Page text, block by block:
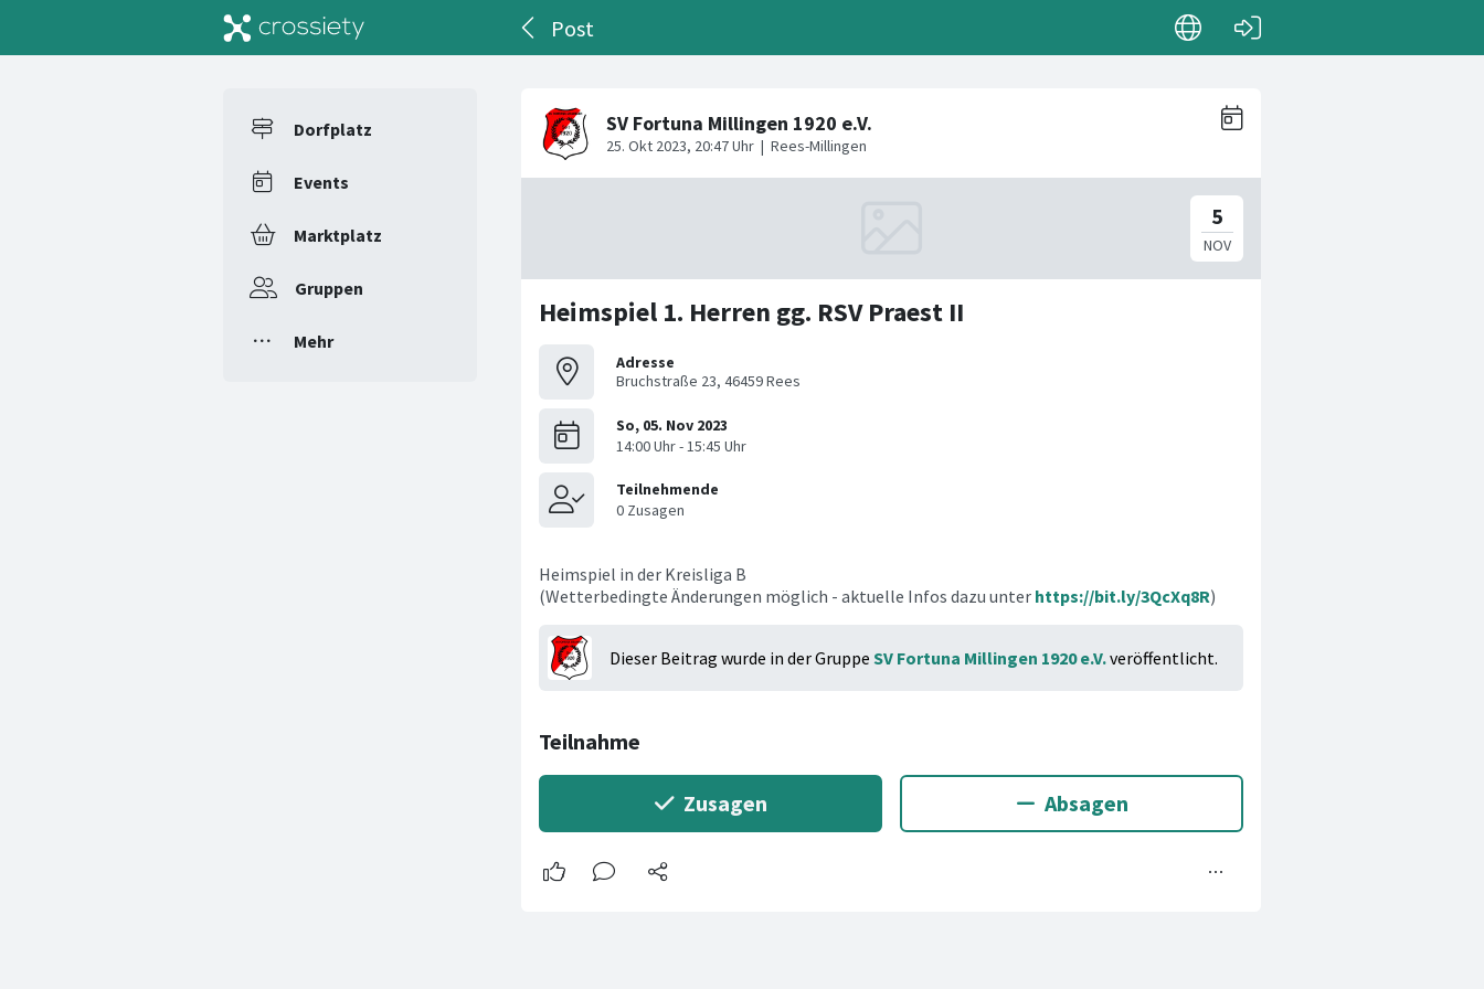
Post
Dorfplatz
Events
Marktplatz
Gruppen
Mehr
Heimspiel 1. Herren gg. RSV Praest II
Adresse
Bruchstraße 23, 46459 Rees
Heimspiel in der Kreisliga B
(Wetterbedingte Änderungen möglich - aktuelle Infos dazu unter https://bit.ly/3QcXq8R)
Dieser Beitrag wurde in der Gruppe SV Fortuna Millingen 1920 e.V.veröffentlicht.